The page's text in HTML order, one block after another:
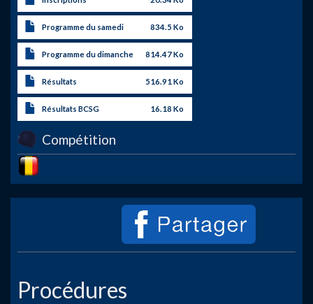
Programme du samedi 834.5 Ko
Programme du dimanche 814.47 Ko
Résultats 516.91 Ko
Résultats BCSG 16.18 Ko
Compétition
Image
Procédures